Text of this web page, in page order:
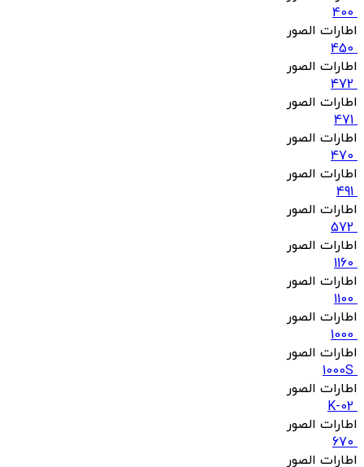
400
اطارات الصور
450
اطارات الصور
472
اطارات الصور
471
اطارات الصور
470
اطارات الصور
491
اطارات الصور
572
اطارات الصور
1160
اطارات الصور
1100
اطارات الصور
1000
اطارات الصور
1000S
اطارات الصور
K-02
اطارات الصور
670
اطارات الصور